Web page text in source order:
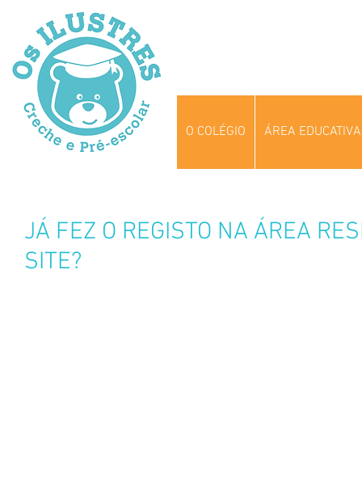
O COLÉGIO ÁREA EDUCATIVA
JÁ FEZ O REGISTO NA ÁREA
SITE?